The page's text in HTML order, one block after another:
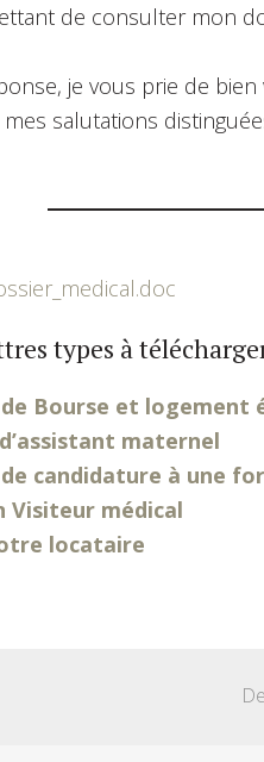
de consulter mon
je vous prie de
salutations
types à
de Bourse et logement
maternel
candidature à une
médical
locataire